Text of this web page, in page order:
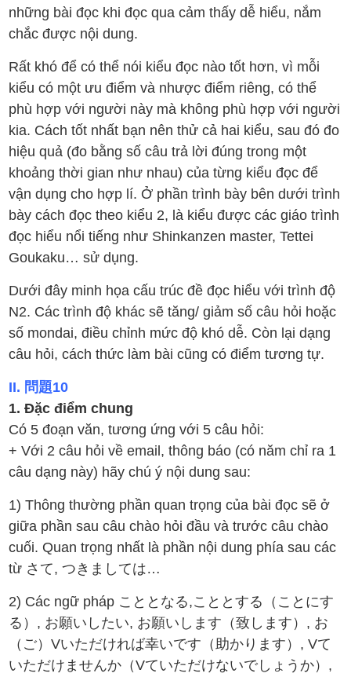
những bài đọc khi đọc qua cảm thấy dễ hiểu, nắm
chắc được nội dung.
Rất khó để có thể nói kiểu đọc nào tốt hơn, vì mỗi
kiểu có một ưu điểm và nhược điểm riêng, có thể
phù hợp với người này mà không phù hợp với người
kia. Cách tốt nhất bạn nên thử cả hai kiểu, sau đó đo
hiệu quả (đo bằng số câu trả lời đúng trong một
khoảng thời gian như nhau) của từng kiểu đọc để
vận dụng cho hợp lí. Ở phần trình bày bên dưới trình
bày cách đọc theo kiểu 2, là kiểu được các giáo trình
đọc hiểu nổi tiếng như Shinkanzen master, Tettei
Goukaku… sử dụng.
Dưới đây minh họa cấu trúc đề đọc hiểu với trình độ
N2. Các trình độ khác sẽ tăng/ giảm số câu hỏi hoặc
số mondai, điều chỉnh mức độ khó dễ. Còn lại dạng
câu hỏi, cách thức làm bài cũng có điểm tương tự.
II. 問題10
1. Đặc điểm chung
Có 5 đoạn văn, tương ứng với 5 câu hỏi:
+ Với 2 câu hỏi về email, thông báo (có năm chỉ ra 1
câu dạng này) hãy chú ý nội dung sau:
1️) Thông thường phần quan trọng của bài đọc sẽ ở
giữa phần sau câu chào hỏi đầu và trước câu chào
cuối. Quan trọng nhất là phần nội dung phía sau các
từ さて, つきましては…
2️) Các ngữ pháp こととなる,こととする（ことにす
る）, お願いしたい, お願いします（致します）, お
（ご）Vいただければ幸いです（助かります）, Vて
いただけませんか（Vていただけないでしょうか）,